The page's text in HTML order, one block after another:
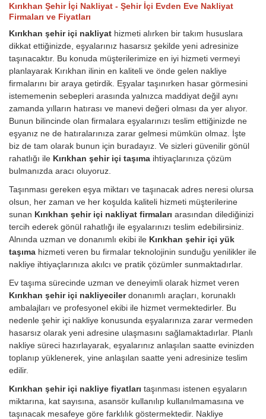
Kırıkhan Şehir İçi Nakliyat - Şehir İçi Evden Eve Nakliyat
Firmaları ve Fiyatları
Kırıkhan şehir içi nakliyat hizmeti alırken bir takım hususlara
dikkat ettiğinizde, eşyalarınız hasarsız şekilde yeni adresinize
taşınacaktır. Bu konuda müşterilerimize en iyi hizmeti vermeyi
planlayarak Kırıkhan ilinin en kaliteli ve önde gelen nakliye
firmalarını bir araya getirdik. Eşyalar taşınırken hasar görmesini
istememenin sebepleri arasında yalnızca maddiyat değil aynı
zamanda yılların hatırası ve manevi değeri olması da yer alıyor.
Bunun bilincinde olan firmalara eşyalarınızı teslim ettiğinizde ne
eşyanız ne de hatıralarınıza zarar gelmesi mümkün olmaz. İşte
biz de tam olarak bunun için buradayız. Ve sizleri güvenilir gönül
rahatlığı ile Kırıkhan şehir içi taşıma ihtiyaçlarınıza çözüm
bulmanızda aracı oluyoruz.
Taşınması gereken eşya miktarı ve taşınacak adres neresi olursa
olsun, her zaman ve her koşulda kaliteli hizmeti müşterilerine
sunan Kırıkhan şehir içi nakliyat firmaları arasından dilediğinizi
tercih ederek gönül rahatlığı ile eşyalarınızı teslim edebilirsiniz.
Alnında uzman ve donanımlı ekibi ile Kırıkhan şehir içi yük
taşıma hizmeti veren bu firmalar teknolojinin sunduğu yenilikler ile
nakliye ihtiyaçlarınıza akılcı ve pratik çözümler sunmaktadırlar.
Ev taşıma sürecinde uzman ve deneyimli olarak hizmet veren
Kırıkhan şehir içi nakliyecilerdonanımlı araçları, korunaklı
ambalajları ve profesyonel ekibi ile hizmet vermektedirler. Bu
nedenle şehir içi nakliye konusunda eşyalarınıza zarar vermeden
hasarsız olarak yeni adresine ulaşmasını sağlamaktadırlar. Planlı
nakliye süreci hazırlayarak, eşyalarınız anlaşılan saatte evinizden
toplanıp yüklenerek, yine anlaşılan saatte yeni adresinize teslim
edilir.
Kırıkhan şehir içi nakliye fiyatları taşınması istenen eşyaların
miktarına, kat sayısına, asansör kullanılıp kullanılmamasına ve
taşınacak mesafeye göre farklılık göstermektedir. Nakliye